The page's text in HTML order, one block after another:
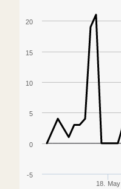
18. May
-5
0
5
10
15
20